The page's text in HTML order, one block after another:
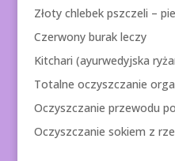
Złoty chlebek pszczeli –
Czerwony burak leczy
Kitchari (ayurwedyjska
Totalne oczyszczanie
Oczyszczanie przewodu
Oczyszczanie sokiem z